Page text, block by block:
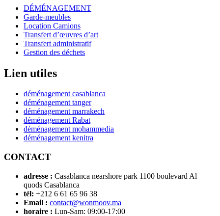
DÉMÉNAGEMENT
Garde-meubles
Location Camions
Transfert d’œuvres d’art
Transfert administratif
Gestion des déchets
Lien utiles
déménagement casablanca
déménagement tanger
déménagement marrakech
déménagement Rabat
déménagement mohammedia
déménagement kenitra
CONTACT
adresse : Casablanca nearshore park 1100 boulevard Al
quods Casablanca
tél: +212 6 61 65 96 38
Email : contact@wonmoov.ma
horaire : Lun-Sam: 09:00-17:00